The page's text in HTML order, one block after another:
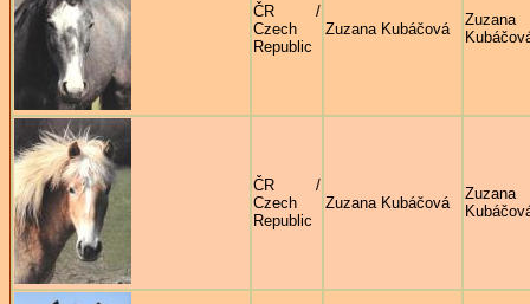
ČR /
Czech
Republic
Zuzana Kubáčová
Zuzana
ČR /
Czech
Republic
Zuzana Kubáčová
Zuzana